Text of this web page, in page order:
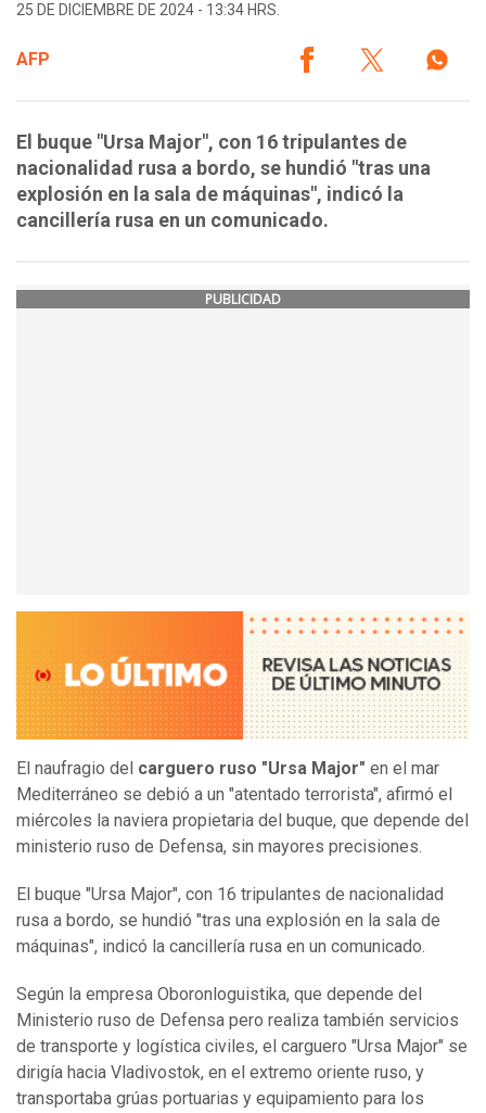
25 DE DICIEMBRE DE 2024 - 13:34 HRS.
AFP
El buque "Ursa Major", con 16 tripulantes de
nacionalidad rusa a bordo, se hundió "tras una
explosión en la sala de máquinas", indicó la
cancillería rusa en un comunicado.
PUBLICIDAD
El naufragio del carguero ruso "Ursa Major" en el mar
Mediterráneo se debió a un "atentado terrorista", afirmó el
miércoles la naviera propietaria del buque, que depende del
ministerio ruso de Defensa, sin mayores precisiones.
El buque "Ursa Major", con 16 tripulantes de nacionalidad
rusa a bordo, se hundió "tras una explosión en la sala de
máquinas", indicó la cancillería rusa en un comunicado.
Según la empresa Oboronloguistika, que depende del
Ministerio ruso de Defensa pero realiza también servicios
de transporte y logística civiles, el carguero "Ursa Major" se
dirigía hacia Vladivostok, en el extremo oriente ruso, y
transportaba grúas portuarias y equipamiento para los